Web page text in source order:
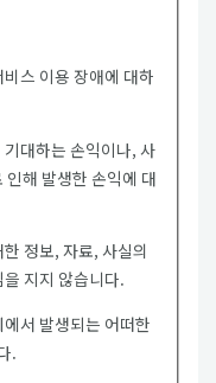
스 이용 장애에 대하
대하는 손익이나, 사
해 발생한 손익에 대
정보, 자료, 사실의
지지 않습니다.
서 발생되는 어떠한
.